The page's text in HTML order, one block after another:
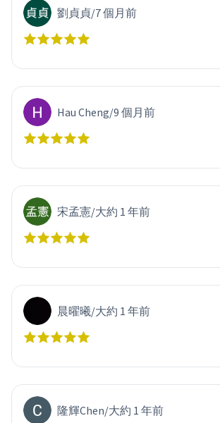
劉貞貞/7 個月前
Hau Cheng/9 個月前
宋孟憲/大約 1 年前
晨曜曦/大約 1 年前
隆輝Chen/大約 1 年前